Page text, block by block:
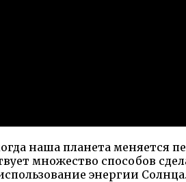
наша планета
множество способов
энергии Солнца.